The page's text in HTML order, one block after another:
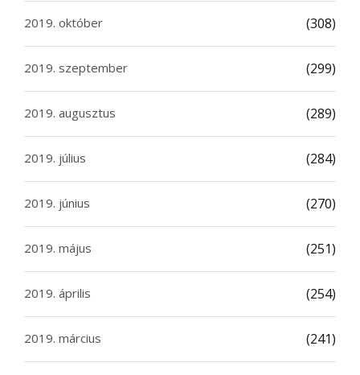
2019. október (308)
2019. szeptember (299)
2019. augusztus (289)
2019. július (284)
2019. június (270)
2019. május (251)
2019. április (254)
2019. március (241)